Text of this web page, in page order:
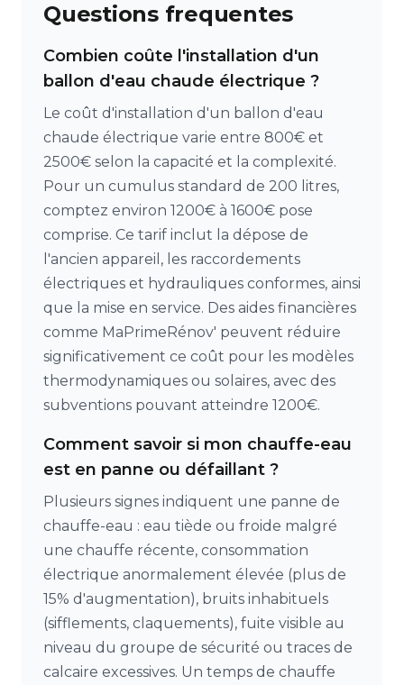
Questions frequentes
Combien coûte l'installation d'un
ballon d'eau chaude électrique ?
Le coût d'installation d'un ballon d'eau
chaude électrique varie entre 800€ et
2500€ selon la capacité et la complexité.
Pour un cumulus standard de 200 litres,
comptez environ 1200€ à 1600€ pose
comprise. Ce tarif inclut la dépose de
l'ancien appareil, les raccordements
électriques et hydrauliques conformes, ainsi
que la mise en service. Des aides financières
comme MaPrimeRénov' peuvent réduire
significativement ce coût pour les modèles
thermodynamiques ou solaires, avec des
subventions pouvant atteindre 1200€.
Comment savoir si mon chauffe-eau
est en panne ou défaillant ?
Plusieurs signes indiquent une panne de
chauffe-eau : eau tiède ou froide malgré
une chauffe récente, consommation
électrique anormalement élevée (plus de
15% d'augmentation), bruits inhabituels
(sifflements, claquements), fuite visible au
niveau du groupe de sécurité ou traces de
calcaire excessives. Un temps de chauffe